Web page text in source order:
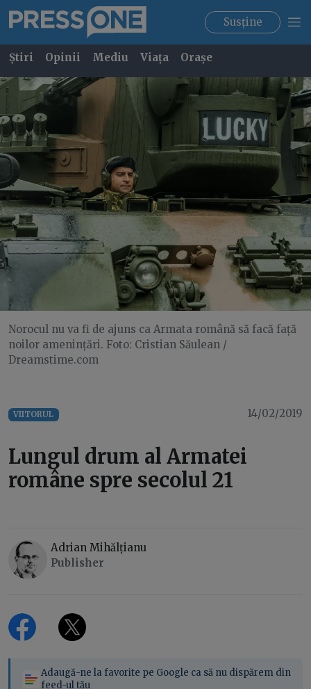
Susține
Știri Opinii Mediu Viața Orașe
Norocul nu va fi de ajuns ca Armata română să facă față
noilor amenințări. Foto: Cristian Săulean /
Dreamstime.com
VIITORUL 14/02/2019
Lungul drum al Armatei
române spre secolul 21
Adrian Mihălțianu
Publisher
Adaugă-ne la favorite pe Google ca să nu dispărem din
feed-ul tău